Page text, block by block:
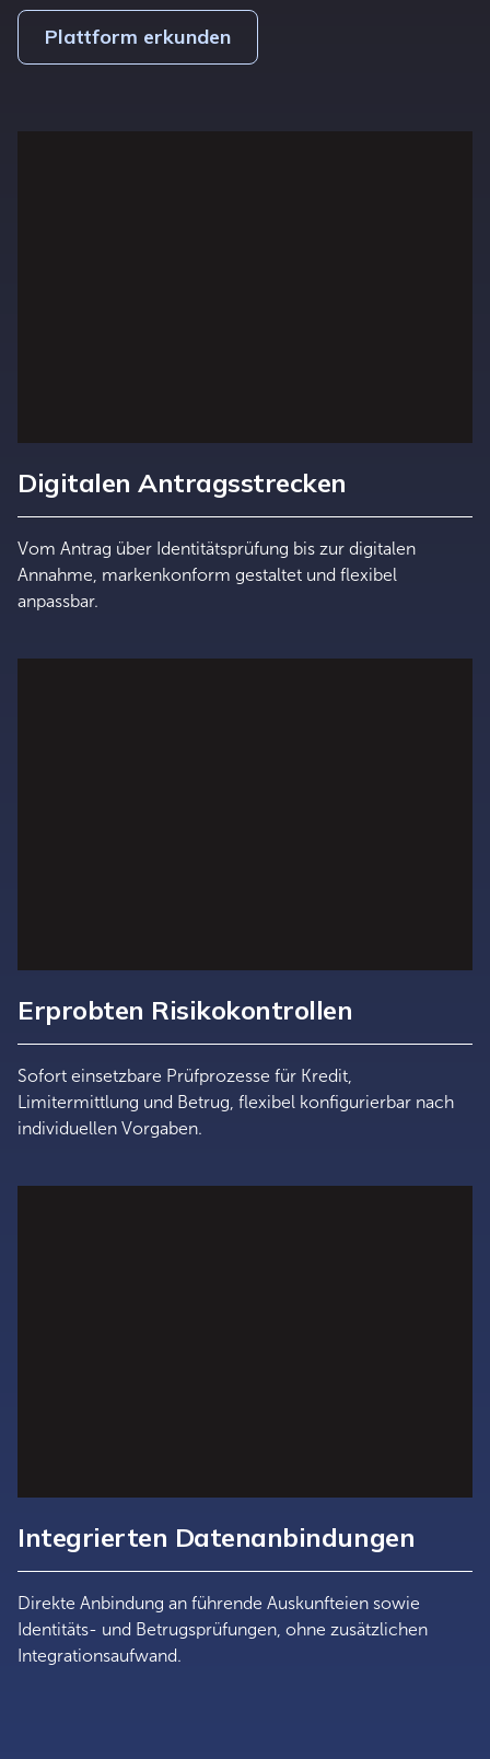
Plattform erkunden
Digitalen Antragsstrecken
Vom Antrag über Identitätsprüfung bis zur digitalen
Annahme, markenkonform gestaltet und flexibel
anpassbar.
Erprobten Risikokontrollen
Sofort einsetzbare Prüfprozesse für Kredit,
Limitermittlung und Betrug, flexibel konfigurierbar nach
individuellen Vorgaben.
Integrierten Datenanbindungen
Direkte Anbindung an führende Auskunfteien sowie
Identitäts- und Betrugsprüfungen, ohne zusätzlichen
Integrationsaufwand.